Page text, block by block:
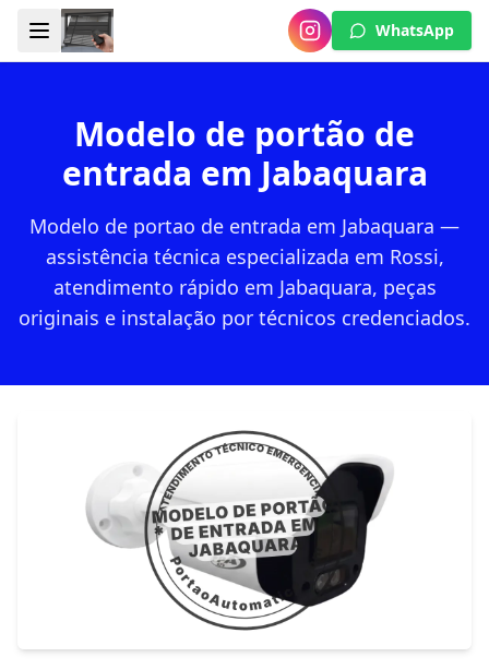
WhatsApp
Modelo de portão de
entrada em Jabaquara
Modelo de portao de entrada em Jabaquara —
assistência técnica especializada em Rossi,
atendimento rápido em Jabaquara, peças
originais e instalação por técnicos credenciados.